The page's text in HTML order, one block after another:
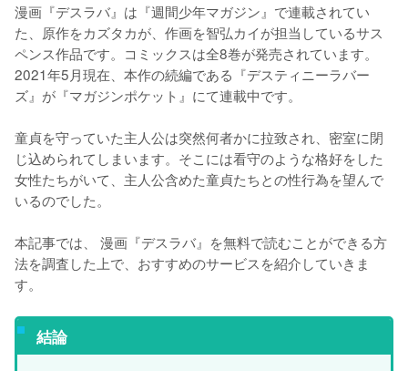
漫画『デスラバ』は『週間少年マガジン』で連載されてい
た、原作をカズタカが、作画を智弘カイが担当しているサス
ペンス作品です。コミックスは全8巻が発売されています。
2021年5月現在、本作の続編である『デスティニーラバー
ズ』が『マガジンポケット』にて連載中です。
童貞を守っていた主人公は突然何者かに拉致され、密室に閉
じ込められてしまいます。そこには看守のような格好をした
女性たちがいて、主人公含めた童貞たちとの性行為を望んで
いるのでした。
本記事では、 漫画『デスラバ』を無料で読むことができる方
法を調査した上で、おすすめのサービスを紹介していきま
す。
結論